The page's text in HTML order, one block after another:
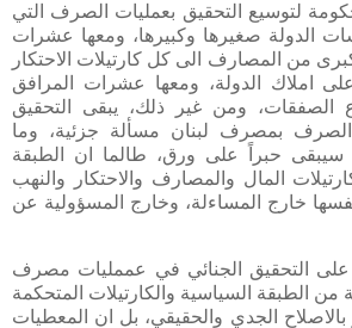
لتوسيع التحقيق بعمليات الصرف التي
صغيرها وكبيرها، ومعها عشرات
من المصارف الى كل كارتيلات الاحتكار
املاك الدولة، ومعها عشرات المرافق
الصفقات، ومن غير ذلك، يبقى التحقيق
الصرف بمصرف لبنان مسألة جزئية، وما
سيبقى حبراً على ورق، طالما ان الطبقة
المال والمصارف والاحتكار والنهب
خارج المساءلة، وخارج المسؤولية عن
على التحقيق الجنائي في عممليات مصرف
من الطبقة السياسية والكارتيلات المتحكمة
بالاصلاح الجدي والحقيقي، بل ان المعطيات